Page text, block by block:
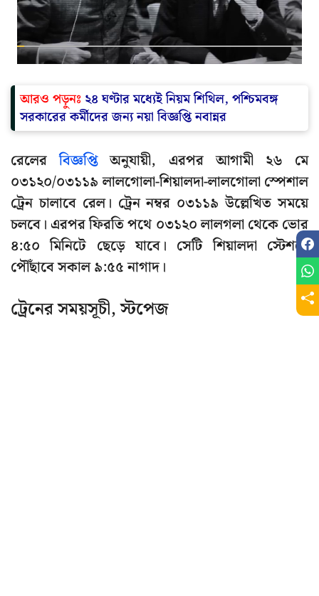
আরও পড়ুনঃ ২৪ ঘণ্টার মধ্যেই নিয়ম শিথিল, পশ্চিমবঙ্গ
সরকারের কর্মীদের জন্য নয়া বিজ্ঞপ্তি নবান্নর
রেলেরবিজ্ঞপ্তিঅনুযায়ী, এরপর আগামী ২৬ মে
০৩১২০/০৩১১৯ লালগোলা-শিয়ালদা-লালগোলা স্পেশাল
ট্রেন চালাবে রেল। ট্রেন নম্বর ০৩১১৯ উল্লেখিত সময়ে
চলবে। এরপর ফিরতি পথে ০৩১২০ লালগলা থেকে ভোর
৪:৫০ মিনিটে ছেড়ে যাবে। সেটি শিয়ালদা স্টেশনে
পৌঁছাবে সকাল ৯:৫৫ নাগাদ।
ট্রেনের সময়সূচী, স্টপেজ